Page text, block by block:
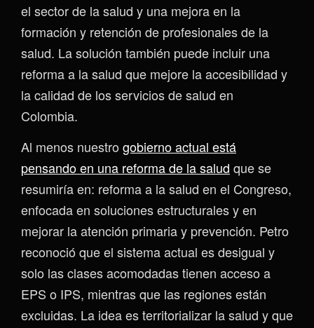
el sector de la salud y una mejora en la
formación y retención de profesionales de la
salud. La solución también puede incluir una
reforma a la salud que mejore la accesibilidad y
la calidad de los servicios de salud en
Colombia.
Al menos nuestro gobierno actual está
pensando en una reforma de la salud que se
resumiría en: reforma a la salud en el Congreso,
enfocada en soluciones estructurales y en
mejorar la atención primaria y prevención. Petro
reconoció que el sistema actual es desigual y
solo las clases acomodadas tienen acceso a
EPS o IPS, mientras que las regiones están
excluidas. La idea es territorializar la salud y que